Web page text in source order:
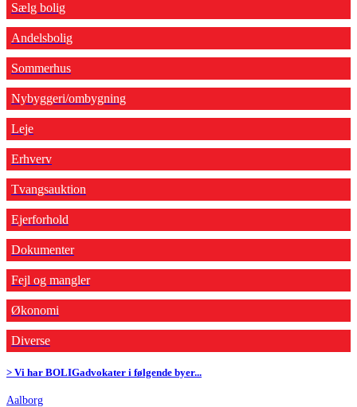
Sælg bolig
Andelsbolig
Sommerhus
Nybyggeri/ombygning
Leje
Erhverv
Tvangsauktion
Ejerforhold
Dokumenter
Fejl og mangler
Økonomi
Diverse
> Vi har BOLIGadvokater i følgende byer...
Aalborg